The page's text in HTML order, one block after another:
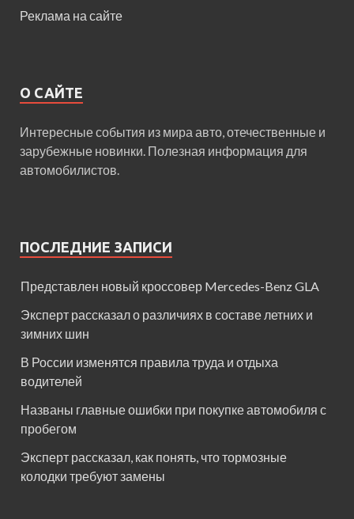
Реклама на сайте
О САЙТЕ
Интересные события из мира авто, отечественные и
зарубежные новинки. Полезная информация для
автомобилистов.
ПОСЛЕДНИЕ ЗАПИСИ
Представлен новый кроссовер Mercedes-Benz GLA
Эксперт рассказал о различиях в составе летних и
зимних шин
В России изменятся правила труда и отдыха
водителей
Названы главные ошибки при покупке автомобиля с
пробегом
Эксперт рассказал, как понять, что тормозные
колодки требуют замены